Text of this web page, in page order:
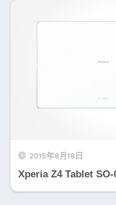
2015年8月18日
Xperia Z4 Tablet